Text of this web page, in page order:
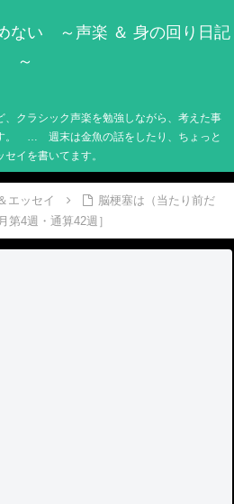
ない ～声楽 ＆ 身の回り日記
～
、クラシック声楽を勉強しながら、考えた事
。 … 週末は金魚の話をしたり、ちょっと
セイを書いてます。
エッセイ
脳梗塞は（当たり前だ
4週・通算42週］